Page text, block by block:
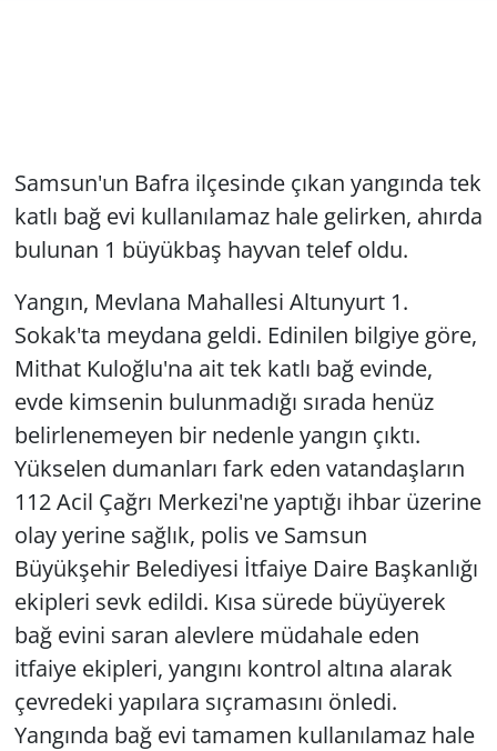
Samsun'un Bafra ilçesinde çıkan yangında tek
katlı bağ evi kullanılamaz hale gelirken, ahırda
bulunan 1 büyükbaş hayvan telef oldu.
Yangın, Mevlana Mahallesi Altunyurt 1.
Sokak'ta meydana geldi. Edinilen bilgiye göre,
Mithat Kuloğlu'na ait tek katlı bağ evinde,
evde kimsenin bulunmadığı sırada henüz
belirlenemeyen bir nedenle yangın çıktı.
Yükselen dumanları fark eden vatandaşların
112 Acil Çağrı Merkezi'ne yaptığı ihbar üzerine
olay yerine sağlık, polis ve Samsun
Büyükşehir Belediyesi İtfaiye Daire Başkanlığı
ekipleri sevk edildi. Kısa sürede büyüyerek
bağ evini saran alevlere müdahale eden
itfaiye ekipleri, yangını kontrol altına alarak
çevredeki yapılara sıçramasını önledi.
Yangında bağ evi tamamen kullanılamaz hale